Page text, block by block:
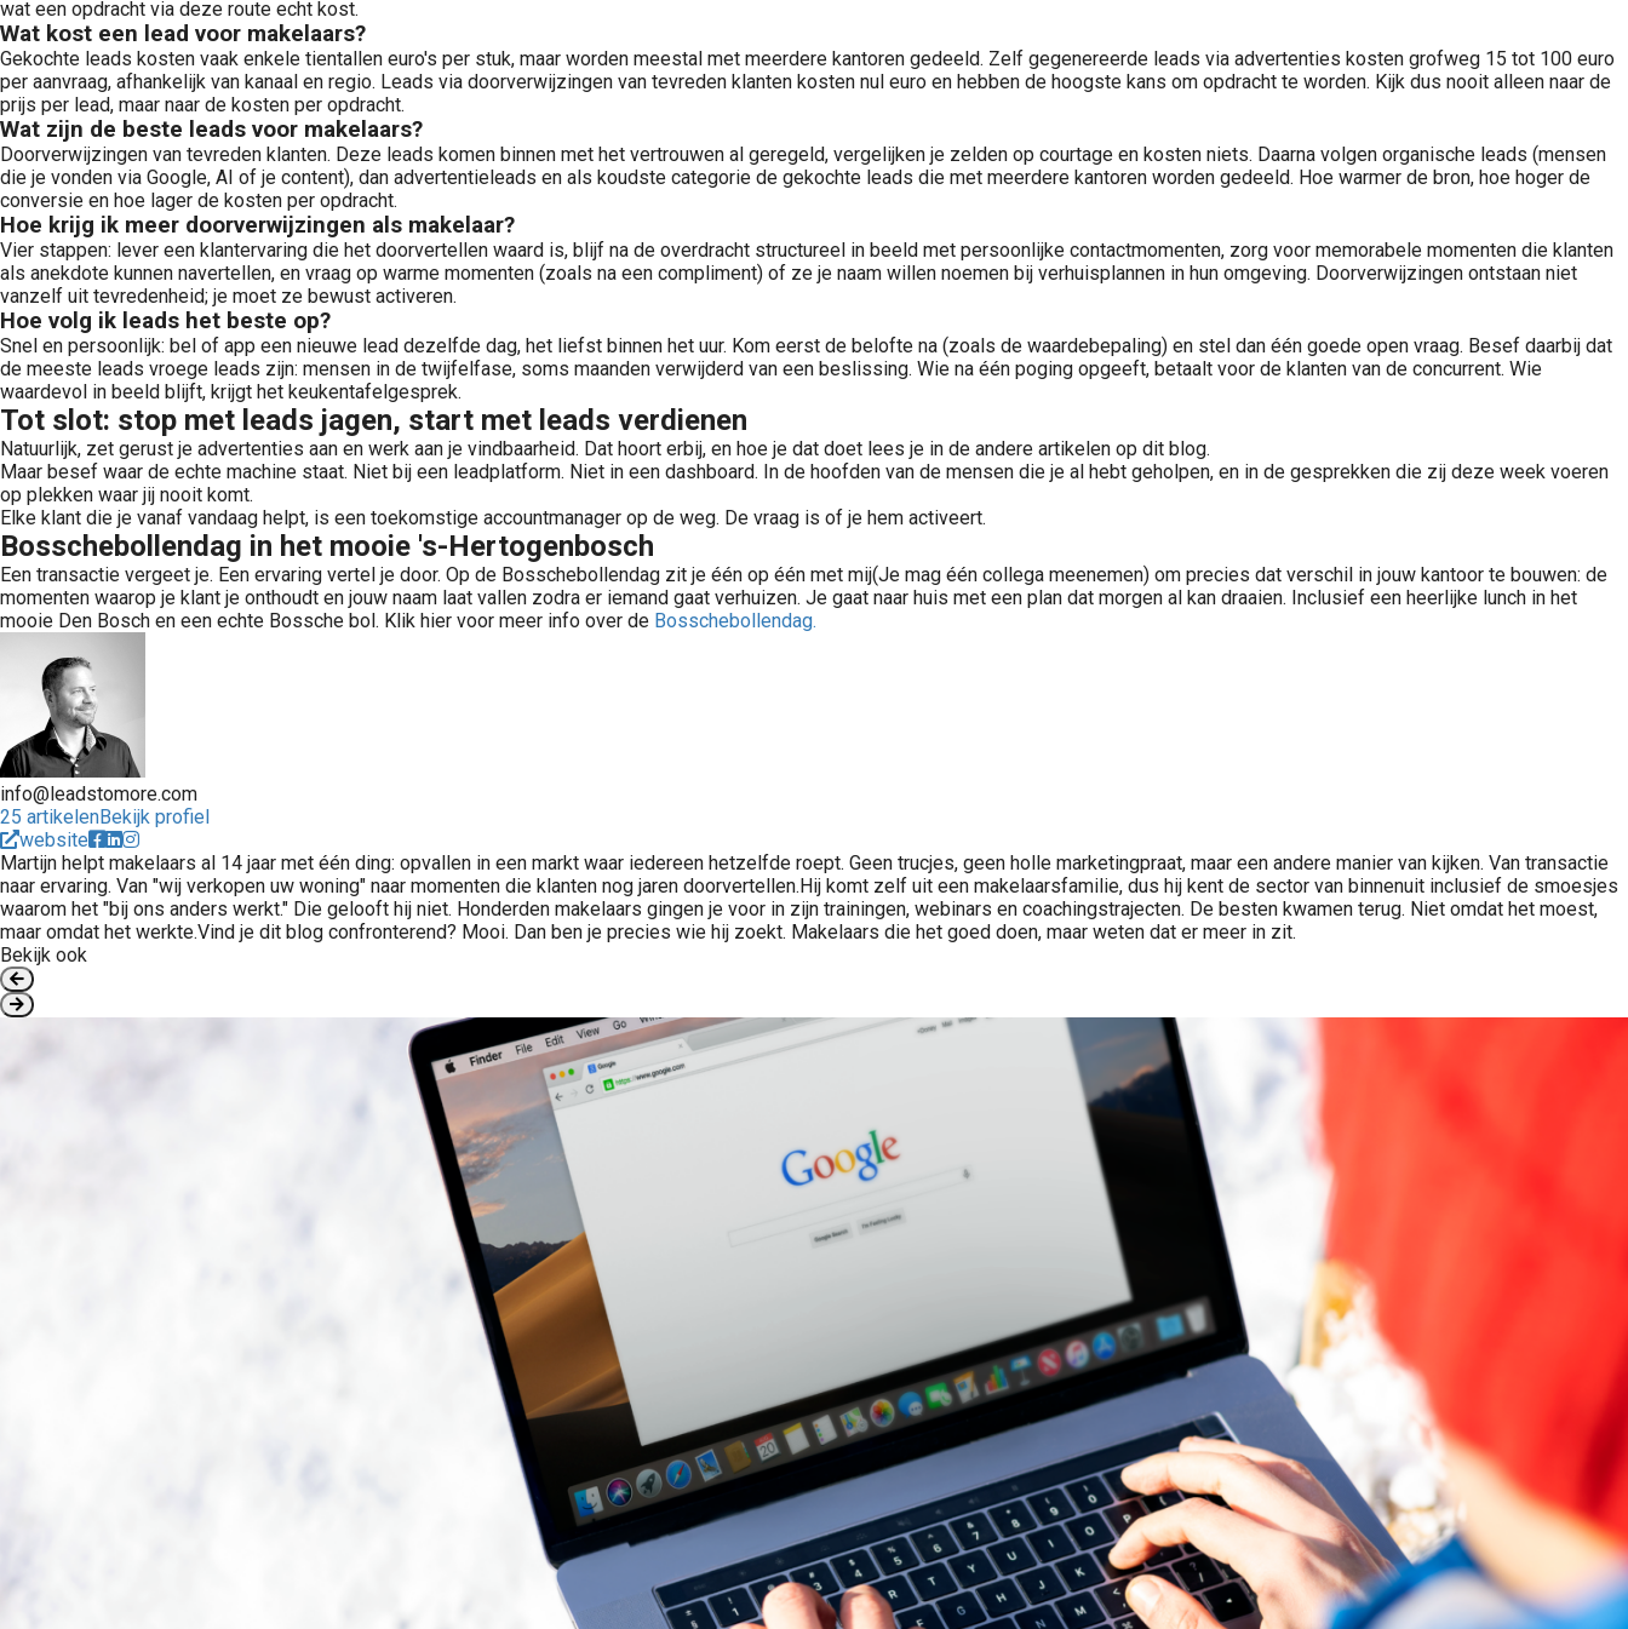
wat een opdracht via deze route echt kost.
Wat kost een lead voor makelaars?
Gekochte leads kosten vaak enkele tientallen euro's per stuk, maar worden meestal met meerdere kantoren gedeeld. Zelf gegenereerde leads via advertenties kosten grofweg 15 tot 100 euro
per aanvraag, afhankelijk van kanaal en regio. Leads via doorverwijzingen van tevreden klanten kosten nul euro en hebben de hoogste kans om opdracht te worden. Kijk dus nooit alleen naar de
prijs per lead, maar naar de kosten per opdracht.
Wat zijn de beste leads voor makelaars?
Doorverwijzingen van tevreden klanten. Deze leads komen binnen met het vertrouwen al geregeld, vergelijken je zelden op courtage en kosten niets. Daarna volgen organische leads (mensen
die je vonden via Google, AI of je content), dan advertentieleads en als koudste categorie de gekochte leads die met meerdere kantoren worden gedeeld. Hoe warmer de bron, hoe hoger de
conversie en hoe lager de kosten per opdracht.
Hoe krijg ik meer doorverwijzingen als makelaar?
Vier stappen: lever een klantervaring die het doorvertellen waard is, blijf na de overdracht structureel in beeld met persoonlijke contactmomenten, zorg voor memorabele momenten die klanten
als anekdote kunnen navertellen, en vraag op warme momenten (zoals na een compliment) of ze je naam willen noemen bij verhuisplannen in hun omgeving. Doorverwijzingen ontstaan niet
vanzelf uit tevredenheid; je moet ze bewust activeren.
Hoe volg ik leads het beste op?
Snel en persoonlijk: bel of app een nieuwe lead dezelfde dag, het liefst binnen het uur. Kom eerst de belofte na (zoals de waardebepaling) en stel dan één goede open vraag. Besef daarbij dat
de meeste leads vroege leads zijn: mensen in de twijfelfase, soms maanden verwijderd van een beslissing. Wie na één poging opgeeft, betaalt voor de klanten van de concurrent. Wie
waardevol in beeld blijft, krijgt het keukentafelgesprek.
Tot slot: stop met leads jagen, start met leads verdienen
Natuurlijk, zet gerust je advertenties aan en werk aan je vindbaarheid. Dat hoort erbij, en hoe je dat doet lees je in de andere artikelen op dit blog.
Maar besef waar de echte machine staat. Niet bij een leadplatform. Niet in een dashboard. In de hoofden van de mensen die je al hebt geholpen, en in de gesprekken die zij deze week voeren
op plekken waar jij nooit komt.
Elke klant die je vanaf vandaag helpt, is een toekomstige accountmanager op de weg. De vraag is of je hem activeert.
Bosschebollendag in het mooie 's-Hertogenbosch
Een transactie vergeet je. Een ervaring vertel je door. Op de Bosschebollendag zit je één op één met mij(Je mag één collega meenemen) om precies dat verschil in jouw kantoor te bouwen: de
momenten waarop je klant je onthoudt en jouw naam laat vallen zodra er iemand gaat verhuizen. Je gaat naar huis met een plan dat morgen al kan draaien. Inclusief een heerlijke lunch in het
mooie Den Bosch en een echte Bossche bol. Klik hier voor meer info over de Bosschebollendag.
info@leadstomore.com
25 artikelenBekijk profiel
website
Martijn helpt makelaars al 14 jaar met één ding: opvallen in een markt waar iedereen hetzelfde roept. Geen trucjes, geen holle marketingpraat, maar een andere manier van kijken. Van transactie
naar ervaring. Van "wij verkopen uw woning" naar momenten die klanten nog jaren doorvertellen.Hij komt zelf uit een makelaarsfamilie, dus hij kent de sector van binnenuit inclusief de smoesjes
waarom het "bij ons anders werkt." Die gelooft hij niet. Honderden makelaars gingen je voor in zijn trainingen, webinars en coachingstrajecten. De besten kwamen terug. Niet omdat het moest,
maar omdat het werkte.Vind je dit blog confronterend? Mooi. Dan ben je precies wie hij zoekt. Makelaars die het goed doen, maar weten dat er meer in zit.
Bekijk ook